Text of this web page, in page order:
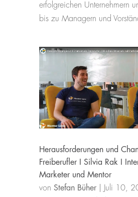
erfolgreichen Unternehmern
bis zu Managern und
Herausforderungen und
Freiberufler I Silvia Rak I
Marketer und Mentor
vonStefan Büher Juli 10,